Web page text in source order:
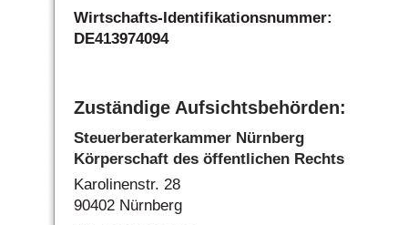
Wirtschafts-Identifikationsnummer:
DE413974094
Zuständige Aufsichtsbehörden:
Steuerberaterkammer Nürnberg
Körperschaft des öffentlichen Rechts
Karolinenstr. 28
90402 Nürnberg